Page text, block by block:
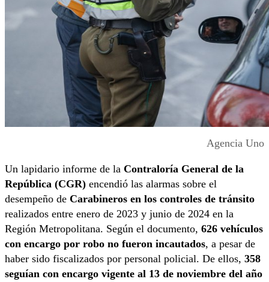
Agencia Uno
Un lapidario informe de la Contraloría General de la
República (CGR) encendió las alarmas sobre el
desempeño de Carabineros en los controles de tránsito
realizados entre enero de 2023 y junio de 2024 en la
Región Metropolitana. Según el documento, 626 vehículos
con encargo por robo no fueron incautados, a pesar de
haber sido fiscalizados por personal policial. De ellos, 358
seguían con encargo vigente al 13 de noviembre del año